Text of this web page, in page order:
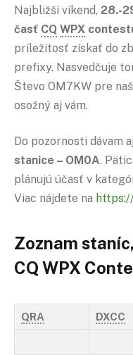
Najbližší víkend, 28.-
časť CQ WPX
príležitosť získať do
prefixy. Nasvedčuje
Števo OM7KW pre
osožný aj vám.
Do pozornosti dávam aj
stanice – OM0A.
plánujú účasť v
Viac nájdete na
Zoznam
CQ WPX
QRA DXCC